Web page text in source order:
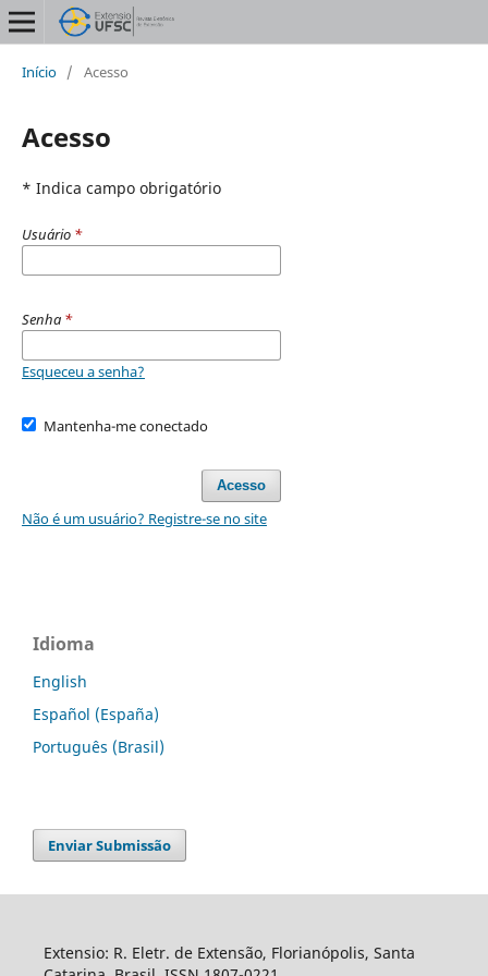
Início / Acesso
Acesso
* Indica campo obrigatório
Usuário *
Senha *
Esqueceu a senha?
Mantenha-me conectado
Acesso
Não é um usuário? Registre-se no site
Idioma
English
Español (España)
Português (Brasil)
Enviar Submissão
Extensio: R. Eletr. de Extensão, Florianópolis, Santa